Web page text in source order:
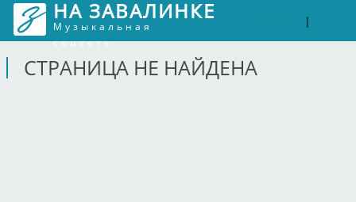
НА ЗАВАЛИНКЕ
Музыкальная
соцсеть
|
СТРАНИЦА НЕ НАЙДЕНА